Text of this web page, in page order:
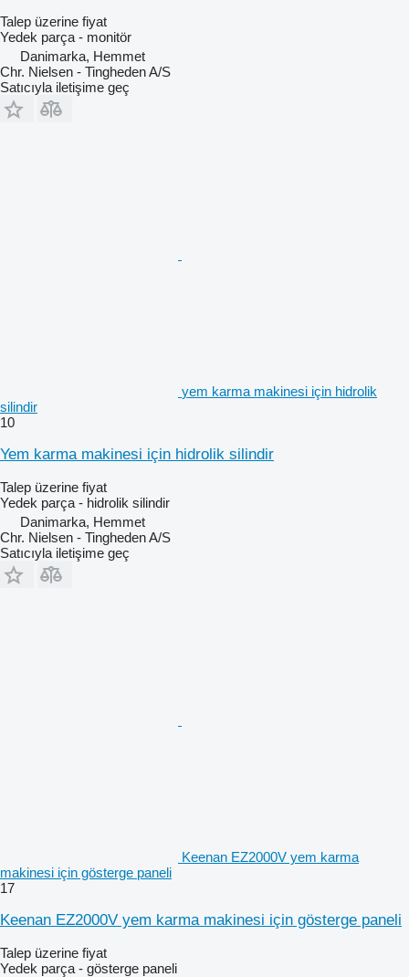
Talep üzerine fiyat
Yedek parça - monitör
Danimarka, Hemmet
Chr. Nielsen - Tingheden A/S
Satıcıyla iletişime geç
yem karma makinesi için hidrolik
silindir
10
Yem karma makinesi için hidrolik silindir
Talep üzerine fiyat
Yedek parça - hidrolik silindir
Danimarka, Hemmet
Chr. Nielsen - Tingheden A/S
Satıcıyla iletişime geç
Keenan EZ2000V yem karma
makinesi için gösterge paneli
17
Keenan EZ2000V yem karma makinesi için gösterge paneli
Talep üzerine fiyat
Yedek parça - gösterge paneli